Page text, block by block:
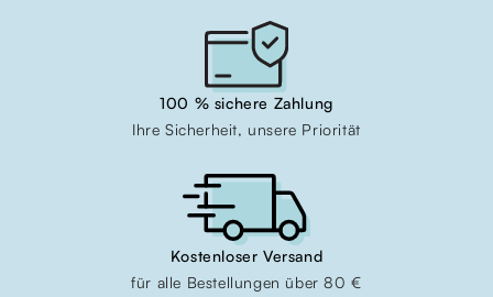
100 % sichere Zahlung
Ihre Sicherheit, unsere Priorität
Kostenloser Versand
für alle Bestellungen über 80 €